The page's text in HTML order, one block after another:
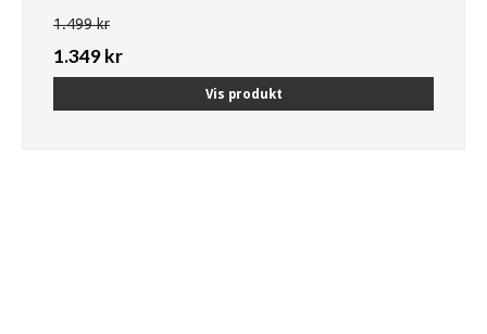
1.499 kr
1.349 kr
Vis produkt